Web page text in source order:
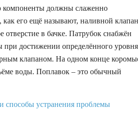
компоненты должны слаженно
как его ещё называют, наливной
отверстие в бачке. Патрубок снабжён
достижении определённого
клапаном. На одном конце
воды. Поплавок – это обычный